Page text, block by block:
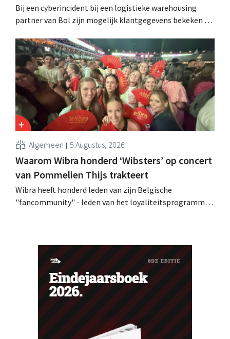
Bij een cyberincident bij een logistieke warehousing
partner van Bol zijn mogelijk klantgegevens bekeken of
waarvoor de Bijenkorf ook al waarschuwde.
Algemeen 5 Augustus, 2026
Waarom Wibra honderd ‘Wibsters’ op concert
van Pommelien Thijs trakteert
Wibra heeft honderd leden van zijn Belgische
"fancommunity" - leden van het loyaliteitsprogramma -
uitbouwen.